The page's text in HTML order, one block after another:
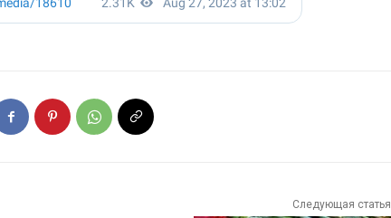
Следующая статья